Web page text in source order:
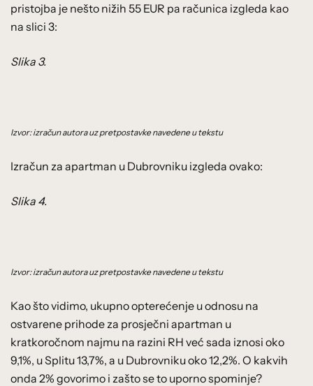
pristojba je nešto nižih 55 EUR pa računica izgleda kao
na slici 3:
Slika 3.
Izvor: izračun autora uz pretpostavke navedene u tekstu
Izračun za apartman u Dubrovniku izgleda ovako:
Slika 4.
Izvor: izračun autora uz pretpostavke navedene u tekstu
Kao što vidimo, ukupno opterećenje u odnosu na
ostvarene prihode za prosječni apartman u
kratkoročnom najmu na razini RH već sada iznosi oko
9,1%, u Splitu 13,7%, a u Dubrovniku oko 12,2%. O kakvih
onda 2% govorimo i zašto se to uporno spominje?